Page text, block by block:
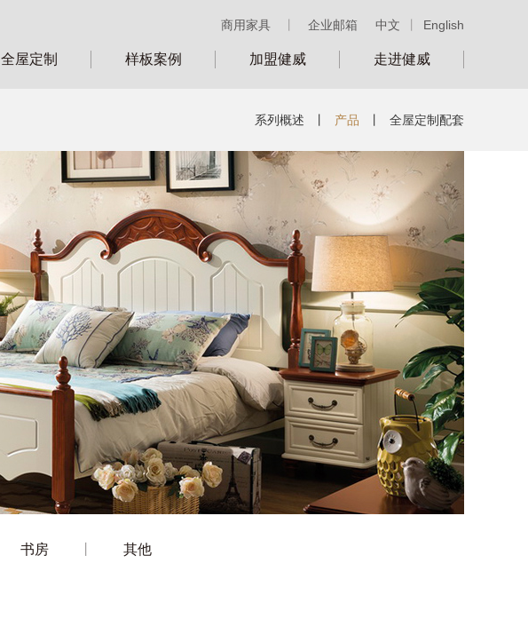
中文 English
商用家具 企业邮箱
全屋定制 样板案例 加盟健威 走进健威
系列概述 产品 全屋定制配套
书房 其他